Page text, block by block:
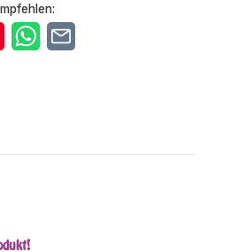
von 0 von 5 Sternen